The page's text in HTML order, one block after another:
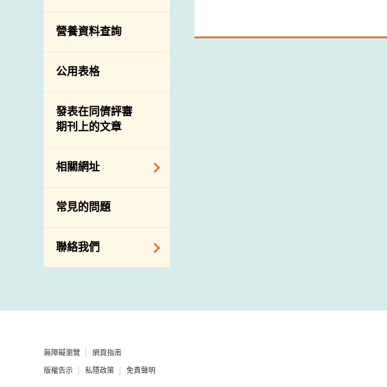
宰前檢驗
宰後檢驗
結果
屠房及肉類檢驗
主題項目
項目及活動
資訊平台
下載
公開比賽
營養資料查詢
公用表格
發表在同儕評審
期刊上的文章
相關網址
相關政府部門／機
構
常見的問題
聯絡我們
地址及電話
郵件貼上足夠郵資
無障礙瀏覽 網頁指南
版權告示 私隱政策 免責聲明